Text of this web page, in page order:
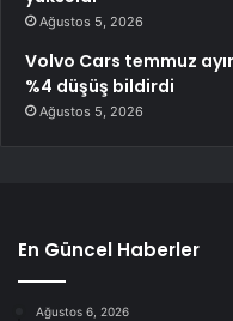
Ağustos 5, 2026
Volvo Cars temmuz
%4 düşüş bildirdi
Ağustos 5, 2026
En Güncel Haberler
Ağustos 6, 2026